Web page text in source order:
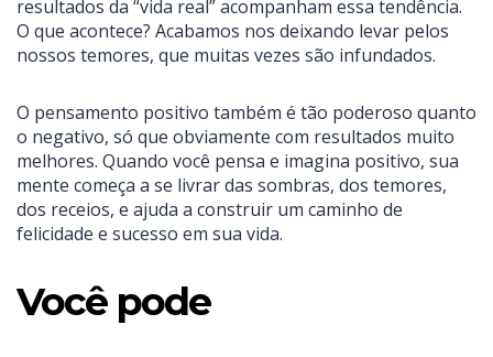
resultados da “vida real” acompanham essa tendência.
O que acontece? Acabamos nos deixando levar pelos
nossos temores, que muitas vezes são infundados.
O pensamento positivo também é tão poderoso quanto
o negativo, só que obviamente com resultados muito
melhores. Quando você pensa e imagina positivo, sua
mente começa a se livrar das sombras, dos temores,
dos receios, e ajuda a construir um caminho de
felicidade e sucesso em sua vida.
Você pode